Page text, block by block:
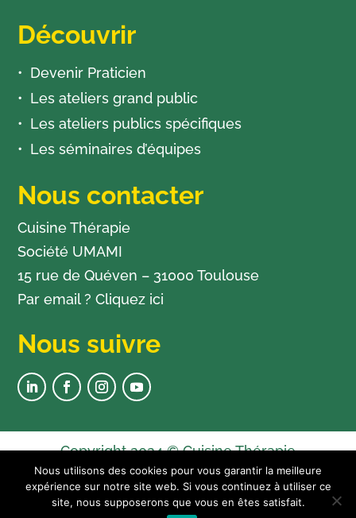
Découvrir
Devenir Praticien
Les ateliers grand public
Les ateliers publics spécifiques
Les séminaires d’équipes
Nous contacter
Cuisine Thérapie
Société UMAMI
15 rue de Quéven – 31000 Toulouse
Par email ?Cliquez ici
Nous suivre
Copyright 2024 © Cuisine Thérapie
Newsletter
Plan du site
Nous utilisons des cookies pour vous garantir la meilleure
expérience sur notre site web. Si vous continuez à utiliser ce
site, nous supposerons que vous en êtes satisfait.